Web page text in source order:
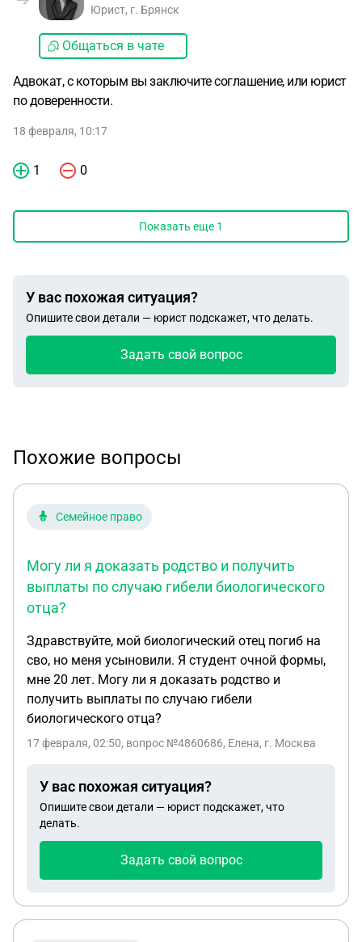
Юрист, г. Брянск
Общаться в чате
Адвокат, с которым вы заключите соглашение, или юрист
по доверенности.
18 февраля, 10:17
1 0
Показать еще 1
У вас похожая ситуация?
Опишите свои детали — юрист подскажет, что делать.
Задать свой вопрос
Похожие вопросы
Семейное право
Могу ли я доказать родство и получить
выплаты по случаю гибели биологического
отца?
Здравствуйте, мой биологический отец погиб на
сво, но меня усыновили. Я студент очной формы,
мне 20 лет. Могу ли я доказать родство и
получить выплаты по случаю гибели
биологического отца?
17 февраля, 02:50, вопрос №4860686, Елена, г. Москва
У вас похожая ситуация?
Опишите свои детали — юрист подскажет, что
делать.
Задать свой вопрос